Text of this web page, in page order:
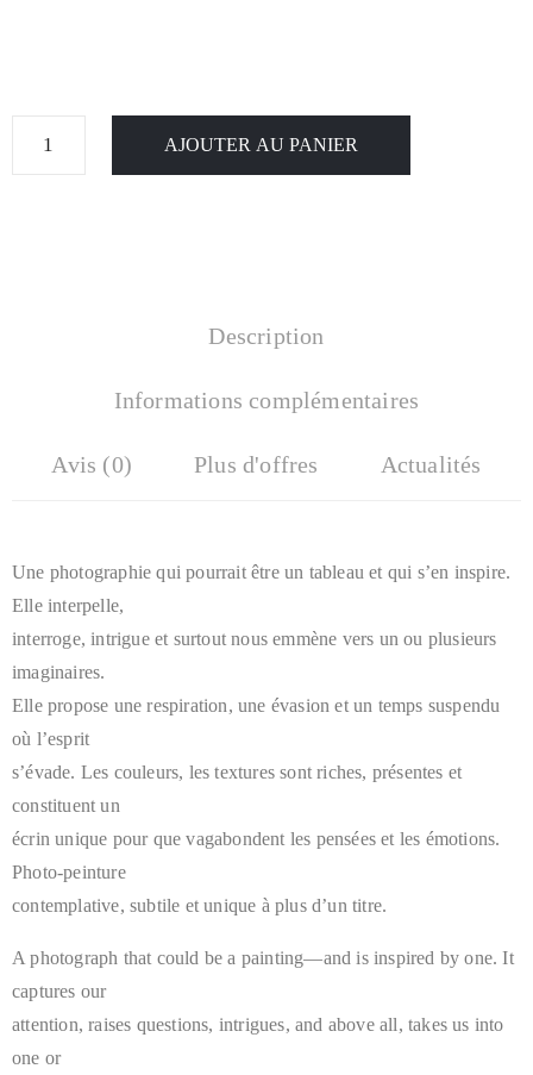
AJOUTER AU PANIER
Description
Informations complémentaires
Avis (0) Plus d'offres Actualités
Une photographie qui pourrait être un tableau et qui s’en inspire.
Elle interpelle,
interroge, intrigue et surtout nous emmène vers un ou plusieurs
imaginaires.
Elle propose une respiration, une évasion et un temps suspendu
où l’esprit
s’évade. Les couleurs, les textures sont riches, présentes et
constituent un
écrin unique pour que vagabondent les pensées et les émotions.
Photo-peinture
contemplative, subtile et unique à plus d’un titre.
A photograph that could be a painting—and is inspired by one. It
captures our
attention, raises questions, intrigues, and above all, takes us into
one or